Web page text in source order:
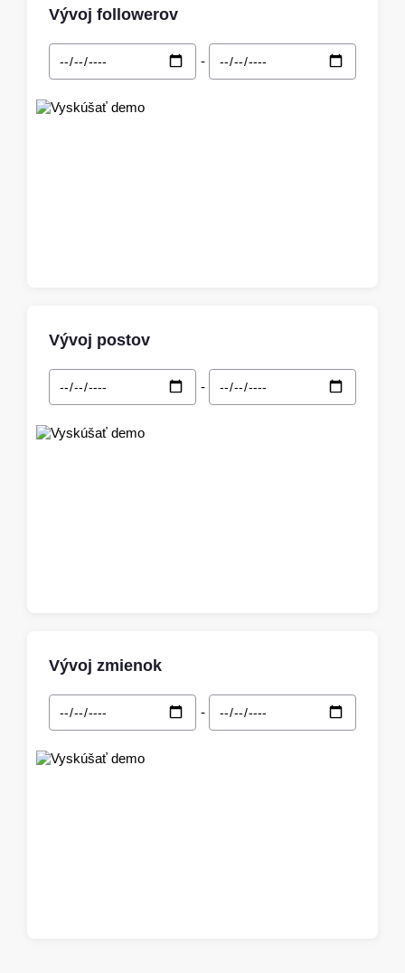
Vývoj followerov
-
Vývoj postov
-
Vývoj zmienok
-